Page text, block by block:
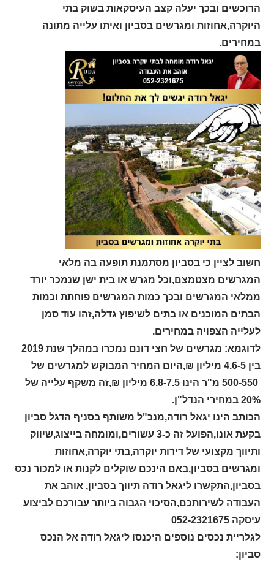
הרוכשים ובכך יעלה קצב העיסקאות בשוק בתי
היוקרה,אחוזות ומגרשים בסביון ואיתו עלייה מתונה
במחירים.
חשוב לציין כי בסביון מסתמנת תופעה בה מלאי
המגרשים מצטמצם,וכל מגרש או בית ישן שנמכר יורד
ממלאי המגרשים ובכך כמות המגרשים פוחתת וכמות
הבתים המוכנים או בתים לשיפוץ גדלה,זהו עוד סמן
לעלייה הצפויה במחירים.
לדוגמא: מגרשים של חצי דונם נמכרו במהלך שנת 2019
בין 4.6-5 מיליון ₪,היום המחיר המבוקש למגרשים של
500-550 מ"ר הינו 6.8-7.5 מיליון ₪,זה משקף עלייה של
20% במחירי הנדל"ן.
הכותב הינו יגאל רודה,מנכ"ל משותף בסניף הדגל סביון
בקעת אונו,הפועל זה כ-3 עשורים,ומומחה בייצוג,שיווק
ותיווך מקצועי של דירות יוקרה,בתי יוקרה,אחוזות
ומגרשים בסביון,באם הינכם שוקלים לקנות או למכור נכס
בסביון,התקשרו ליגאל רודה תיווך בסביון, אוהב את
העבודה לשירותכם,הסיכוי הגבוה ביותר עבורכם לביצוע
עיסקה 052-2321675
לגלריית נכסים נוספים היכנסו ליגאל רודה אל הנכס
סביון: